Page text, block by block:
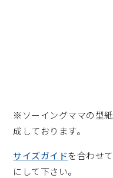
※ソーイングママの型
成しております。
サイズガイドを合わせ
にして下さい。